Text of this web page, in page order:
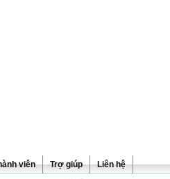
viên Trợ giúp Liên hệ